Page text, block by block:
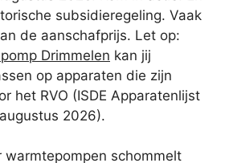
subsidieregeling. Vaak
de aanschafprijs. Let op:
Drimmelen kan jij
op apparaten die zijn
het RVO (ISDE Apparatenlijst
2026).
warmtepompen schommelt